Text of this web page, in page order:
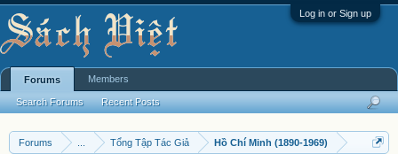
Log in or Sign up
Forums Tổng Tập Tác Giả Hồ Chí Minh (1890-1969)
Forums
Search Forums Recent Posts
Members